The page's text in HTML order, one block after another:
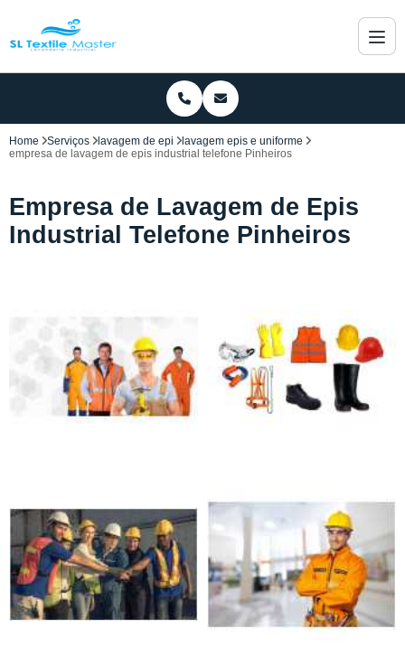
Home Serviços lavagem de epi
lavagem epis e uniforme
empresa de lavagem de epis industrial telefone Pinheiros
Empresa de Lavagem de Epis
Industrial Telefone Pinheiros